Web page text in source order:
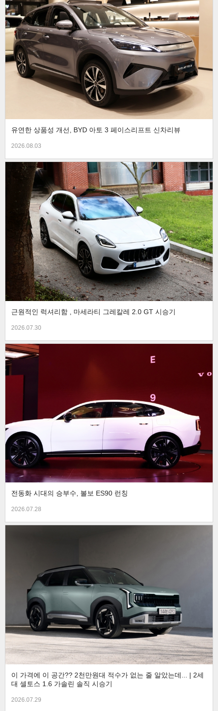
유연한 상품성 개선, BYD 아토 3 페이스리프트 신차리뷰
2026.08.03
근원적인 럭셔리함 , 마세라티 그레칼레 2.0 GT 시승기
2026.07.30
전동화 시대의 승부수, 볼보 ES90 런칭
2026.07.28
이 가격에 이 공간?? 2천만원대 적수가 없는 줄 알았는데... | 2세
대 셀토스 1.6 가솔린 솔직 시승기
2026.07.29